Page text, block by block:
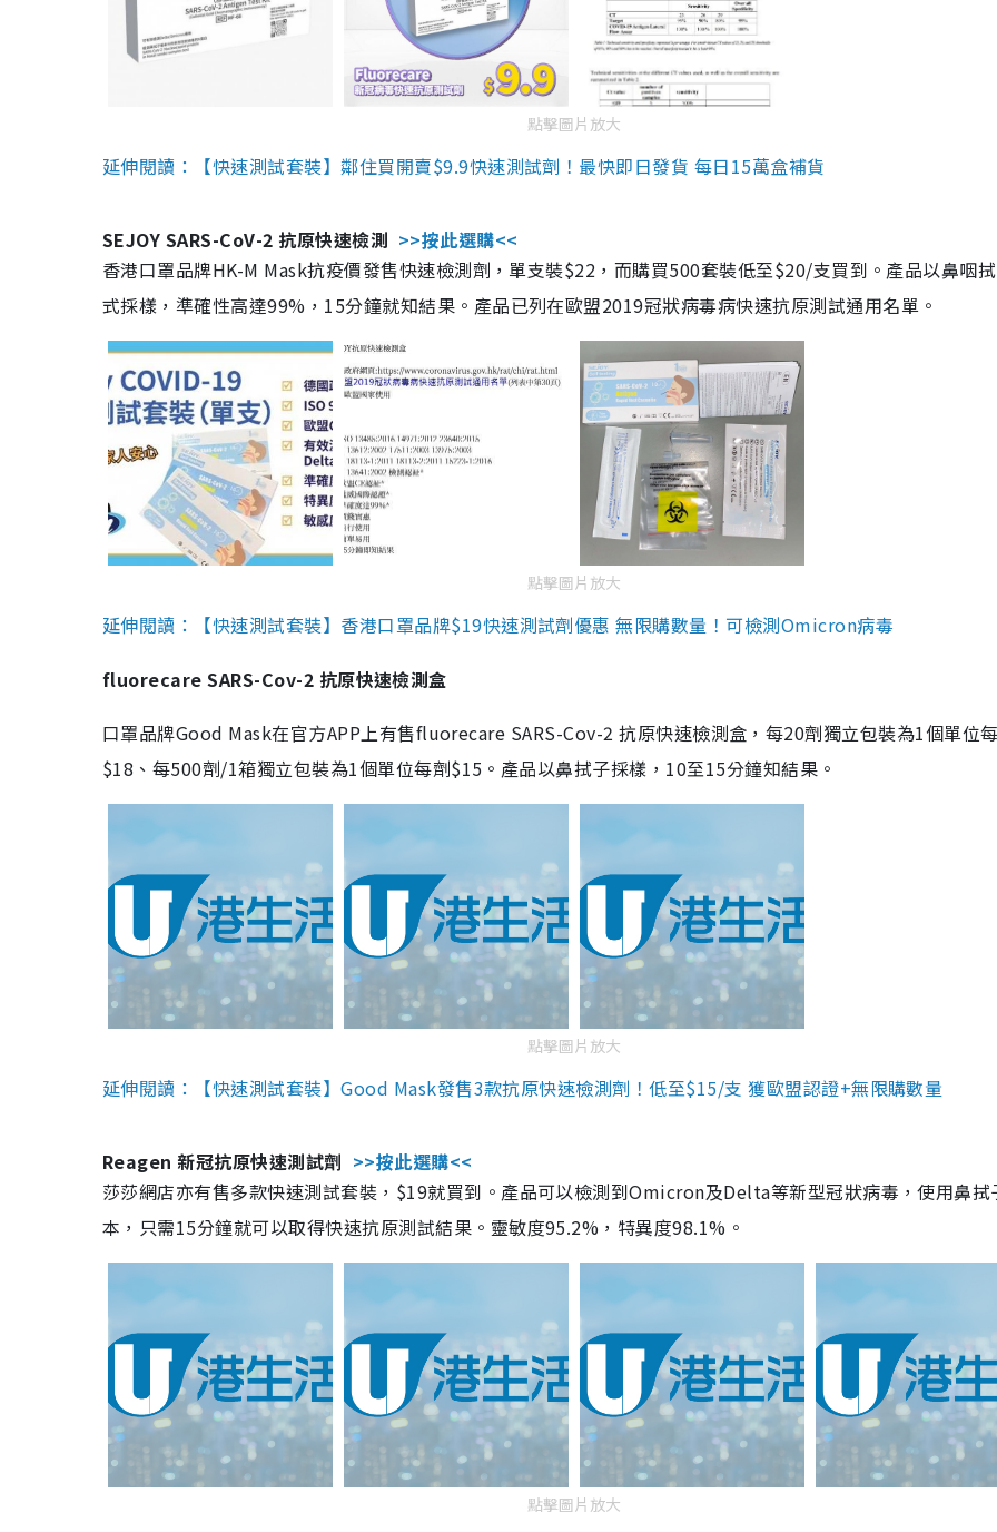
點擊圖片放大
延伸閱讀：【快速測試套裝】鄰住買開賣$9.9快速測試劑！最快即日發貨 每日15萬盒補貨
SEJOY SARS-CoV-2 抗原快速檢測 >>按此選購<<
香港口罩品牌HK-M Mask抗疫價發售快速檢測劑，單支裝$22，而購買500套裝低至$20/支買到。產品以鼻咽
式採樣，準確性高達99%，15分鐘就知結果。產品已列在歐盟2019冠狀病毒病快速抗原測試通用名單。
點擊圖片放大
延伸閱讀：【快速測試套裝】香港口罩品牌$19快速測試劑優惠 無限購數量！可檢測Omicron病毒
fluorecare SARS-Cov-2 抗原快速檢測盒
口罩品牌Good Mask在官方APP上有售fluorecare SARS-Cov-2 抗原快速檢測盒，每20劑獨立包裝為1個單位
$18、每500劑/1箱獨立包裝為1個單位每劑$15。產品以鼻拭子採樣，10至15分鐘知結果。
點擊圖片放大
延伸閱讀：【快速測試套裝】Good Mask發售3款抗原快速檢測劑！低至$15/支 獲歐盟認證+無限購數量
Reagen 新冠抗原快速測試劑 >>按此選購<<
莎莎網店亦有售多款快速測試套裝，$19就買到。產品可以檢測到Omicron及Delta等新型冠狀病毒，使用鼻拭
本，只需15分鐘就可以取得快速抗原測試結果。靈敏度95.2%，特異度98.1%。
點擊圖片放大